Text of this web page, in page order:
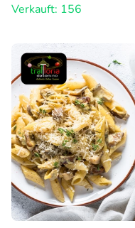
Verkauft: 156